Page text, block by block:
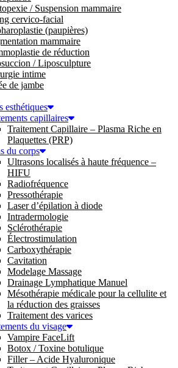
/ Suspension mammaire
cervico-facial
(paupières)
mammaire
de réduction
/ Liposculpture
intime
de jambe
esthétiques
capillaires
Traitement Capillaire – Plasma Riche en
Plaquettes (PRP)
du corps
Ultrasons localisés à haute fréquence –
HIFU
Radiofréquence
Pressothérapie
Laser d’épilation à diode
Intradermologie
Sclérothérapie
Électrostimulation
Carboxythérapie
Cavitation
Modelage Massage
Drainage Lymphatique Manuel
Mésothérapie médicale pour la cellulite et
la réduction des graisses
Traitement des varices
du visage
Vampire FaceLift
Botox / Toxine botulique
Filler – Acide Hyaluronique